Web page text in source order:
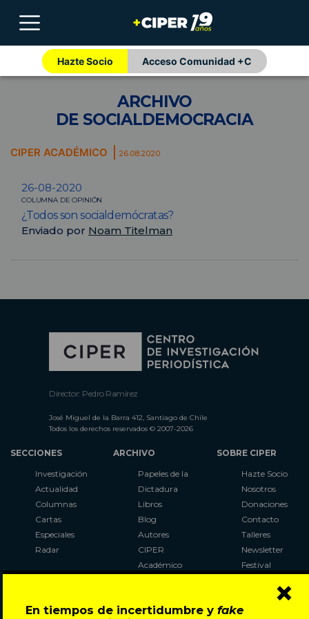
En tiempos de incertidumbre y fake
×
Hazte Socio Acceso Comunidad +C
ARCHIVO
DE SOCIALDEMOCRACIA
CIPER ACADÉMICO 26.08.2020
26-08-2020
COLUMNA DE OPINIÓN
¿Todos son socialdemócratas?
Enviado por Noam Titelman
Director: Pedro Ramírez
José Miguel de la Barra 412, Santiago de Chile
Todos los derechos reservados © 2007-2026
SECCIONES
Investigación
Actualidad
Columnas
Cartas
Especiales
Radar
ARCHIVO
Papeles de la
Dictadura
Libros
Blog
Autores
CIPER
Académico
Al Plebiscito
SOBRE CIPER
Hazte Socio
Nosotros
Donaciones
Contacto
Talleres
Newsletter
Festival